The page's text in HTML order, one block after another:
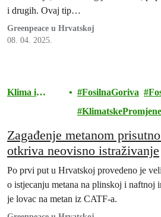
i drugih. Ovaj tip…
Greenpeace u Hrvatskoj
08. 04. 2025.
Klima i
FosilnaGoriva
KlimatskePromjene
Zagađenje metanom
otkriva neovisno istraživanje
Po prvi put u Hrvatskoj provedeno je
o istjecanju metana na plinskoj i naftnoj
je lovac na metan iz CATF-a.